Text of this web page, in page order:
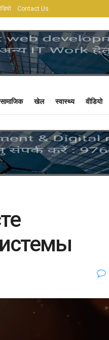
Contact Us
सामाजिक खेल स्वास्थ्य वीडियो